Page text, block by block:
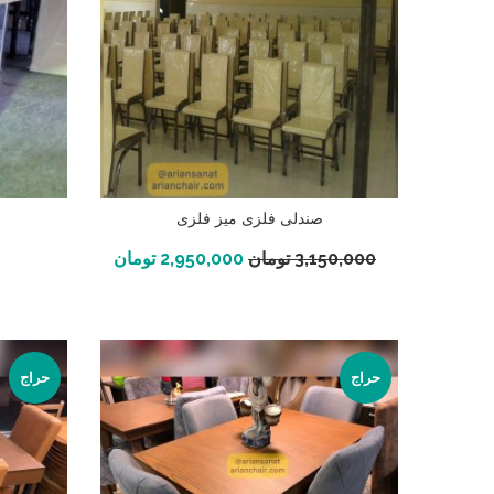
صندلی فلزی میز فلزی
3,150,000 تومان 2,950,000 تومان افزودن به سبد خرید
حراج حراج